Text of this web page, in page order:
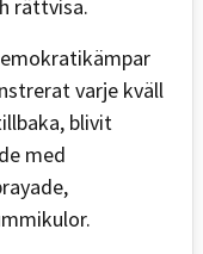
rättvisa.
varje kväll
blivit
med